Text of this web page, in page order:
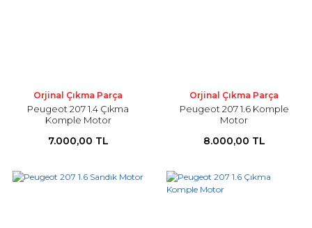
Orjinal Çıkma Parça
Peugeot 207 1.4 Çıkma
Komple Motor
7.000,00 TL
Orjinal Çıkma Parça
Peugeot 207 1.6 Komple
Motor
8.000,00 TL